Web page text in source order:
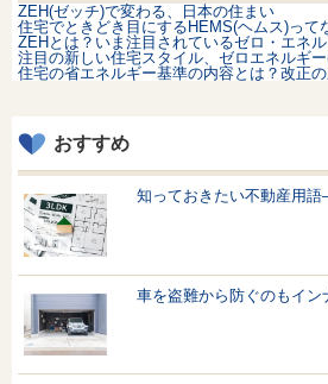
ZEH(ゼッチ)で変わる、日本の住まい
住宅でときどき目にするHEMS(ヘムス)って
ZEHとは？いま注目されているゼロ・エネル
注目の新しい住宅スタイル、ゼロエネルギ
住宅の省エネルギー基準の内容とは？改正
おすすめ
知っておきたい不動産用
車を盗難から防ぐのもイ